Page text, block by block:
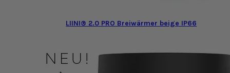
LIINI® 2.0 PRO Breiwärmer beige IP66